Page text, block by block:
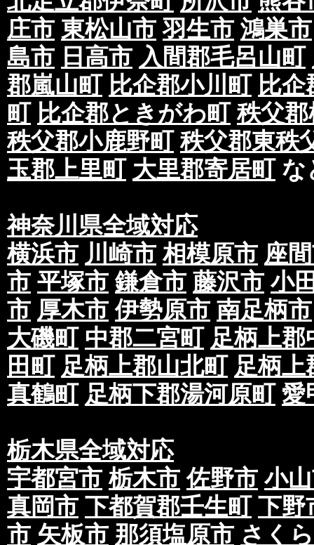
庄市 東松山市 羽生市 鴻巣市
島市 日高市 入間郡毛呂山町
郡嵐山町 比企郡小川町 比
町 比企郡ときがわ町 秩父
秩父郡小鹿野町 秩父郡東秩
玉郡上里町 大里郡寄居町な
神奈川県全域対応
横浜市 川崎市 相模原市 座
市 平塚市 鎌倉市 藤沢市 小
市 厚木市 伊勢原市 南足柄市
大磯町 中郡二宮町 足柄上郡
田町 足柄上郡山北町 足柄上
真鶴町 足柄下郡湯河原町 愛
栃木県全域対応
宇都宮市 栃木市 佐野市 小
真岡市 下都賀郡壬生町 下野
市 矢板市 那須塩原市 さく